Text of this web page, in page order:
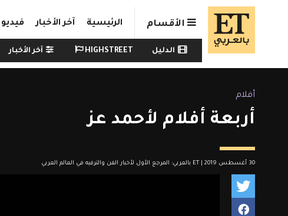
Skip to main content
الأقسام الرئيسية آخر الأخبار فيديو
Watch menu
الدليل HIGHSTREET آخر الأخبار
أفلام
أربعة أفلام لأحمد عز
30 أغسطس 2019 | ET بالعربي: المرجع الأول لأخبار الفن والترفيه في العالم العربي